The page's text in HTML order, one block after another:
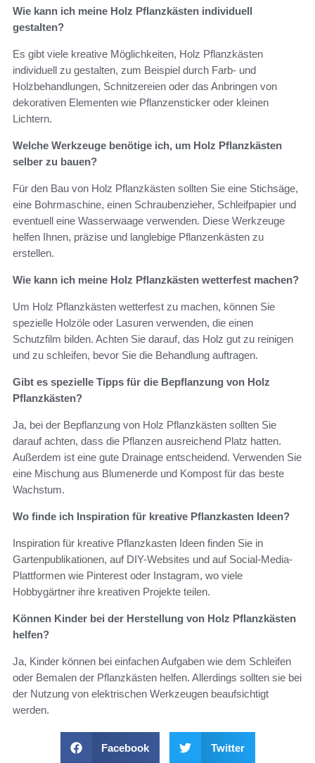
Wie kann ich meine Holz Pflanzkästen individuell
gestalten?
Es gibt viele kreative Möglichkeiten, Holz Pflanzkästen
individuell zu gestalten, zum Beispiel durch Farb- und
Holzbehandlungen, Schnitzereien oder das Anbringen von
dekorativen Elementen wie Pflanzensticker oder kleinen
Lichtern.
Welche Werkzeuge benötige ich, um Holz Pflanzkästen
selber zu bauen?
Für den Bau von Holz Pflanzkästen sollten Sie eine Stichsäge,
eine Bohrmaschine, einen Schraubenzieher, Schleifpapier und
eventuell eine Wasserwaage verwenden. Diese Werkzeuge
helfen Ihnen, präzise und langlebige Pflanzenkästen zu
erstellen.
Wie kann ich meine Holz Pflanzkästen wetterfest machen?
Um Holz Pflanzkästen wetterfest zu machen, können Sie
spezielle Holzöle oder Lasuren verwenden, die einen
Schutzfilm bilden. Achten Sie darauf, das Holz gut zu reinigen
und zu schleifen, bevor Sie die Behandlung auftragen.
Gibt es spezielle Tipps für die Bepflanzung von Holz
Pflanzkästen?
Ja, bei der Bepflanzung von Holz Pflanzkästen sollten Sie
darauf achten, dass die Pflanzen ausreichend Platz hatten.
Außerdem ist eine gute Drainage entscheidend. Verwenden Sie
eine Mischung aus Blumenerde und Kompost für das beste
Wachstum.
Wo finde ich Inspiration für kreative Pflanzkasten Ideen?
Inspiration für kreative Pflanzkasten Ideen finden Sie in
Gartenpublikationen, auf DIY-Websites und auf Social-Media-
Plattformen wie Pinterest oder Instagram, wo viele
Hobbygärtner ihre kreativen Projekte teilen.
Können Kinder bei der Herstellung von Holz Pflanzkästen
helfen?
Ja, Kinder können bei einfachen Aufgaben wie dem Schleifen
oder Bemalen der Pflanzkästen helfen. Allerdings sollten sie bei
der Nutzung von elektrischen Werkzeugen beaufsichtigt
werden.
Facebook Twitter